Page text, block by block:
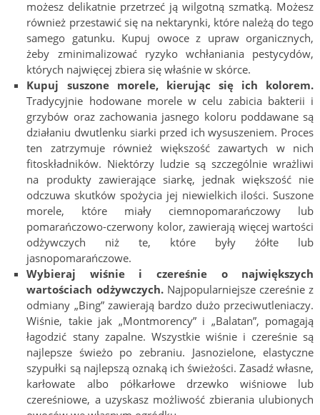
możesz delikatnie przetrzeć ją wilgotną szmatką. Możesz
również przestawić się na nektarynki, które należą do tego
samego gatunku. Kupuj owoce z upraw organicznych,
żeby zminimalizować ryzyko wchłaniania pestycydów,
których najwięcej zbiera się właśnie w skórce.
Kupuj suszone morele, kierując się ich kolorem.
Tradycyjnie hodowane morele w celu zabicia bakterii i
grzybów oraz zachowania jasnego koloru poddawane są
działaniu dwutlenku siarki przed ich wysuszeniem. Proces
ten zatrzymuje również większość zawartych w nich
fitoskładników. Niektórzy ludzie są szczególnie wrażliwi
na produkty zawierające siarkę, jednak większość nie
odczuwa skutków spożycia jej niewielkich ilości. Suszone
morele, które miały ciemnopomarańczowy lub
pomarańczowo-czerwony kolor, zawierają więcej wartości
odżywczych niż te, które były żółte lub
jasnopomarańczowe.
Wybieraj wiśnie i czereśnie o największych
wartościach odżywczych.Najpopularniejsze czereśnie z
odmiany „Bing” zawierają bardzo dużo przeciwutleniaczy.
Wiśnie, takie jak „Montmorency” i „Balatan”, pomagają
łagodzić stany zapalne. Wszystkie wiśnie i czereśnie są
najlepsze świeżo po zebraniu. Jasnozielone, elastyczne
szypułki są najlepszą oznaką ich świeżości. Zasadź własne,
karłowate albo półkarłowe drzewko wiśniowe lub
czereśniowe, a uzyskasz możliwość zbierania ulubionych